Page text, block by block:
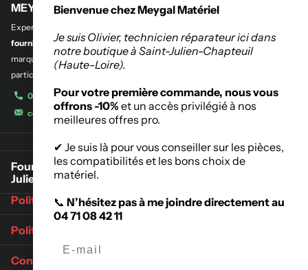
MEYGAL MATERIEL
Experts en
fourniture industrielle.Découvrez notre sélection des plus grandes
marques de l’outillage destinés aux entreprises, administrations et
particuliers.
04 71 08 42 11
contact@meygalmat.fr
Fournisseur de matériaux de construction à Saint-
Julien-Chapteuil
Politique de retours
Politique d'expédition
Conditions Générales de Vente
Bienvenue chez Meygal Matériel
Je suis Olivier, technicien réparateur ici dans
notre boutique à Saint-Julien-Chapteuil
(Haute-Loire).
Pour votre première commande, nous vous
offrons -10% et un accès privilégié à nos
meilleures offres pro.
✔ Je suis là pour vous conseiller sur les pièces,
les compatibilités et les bons choix de
matériel.
📞 N’hésitez pas à me joindre directement au
04 71 08 42 11